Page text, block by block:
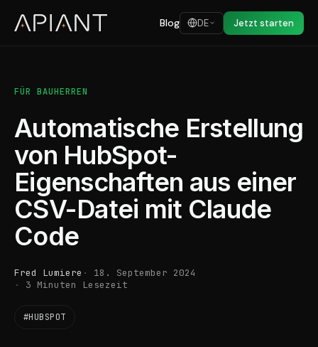
Blog DE Jetzt starten
FÜR BAUHERREN
Automatische Erstellung
von HubSpot-
Eigenschaften aus einer
CSV-Datei mit Claude
Code
Fred Lumiere
18. September 2024
3 Minuten Lesezeit
#HUBSPOT